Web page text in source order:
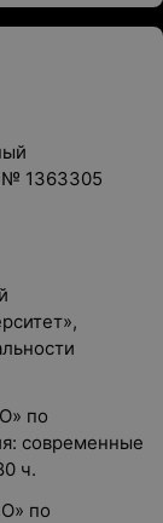
№ 1363305
по
современные
ч.
по